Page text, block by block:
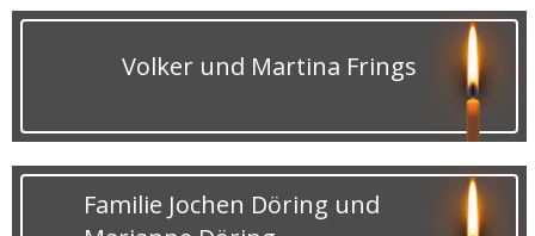
Volker und Martina Frings
Familie Jochen Döring und